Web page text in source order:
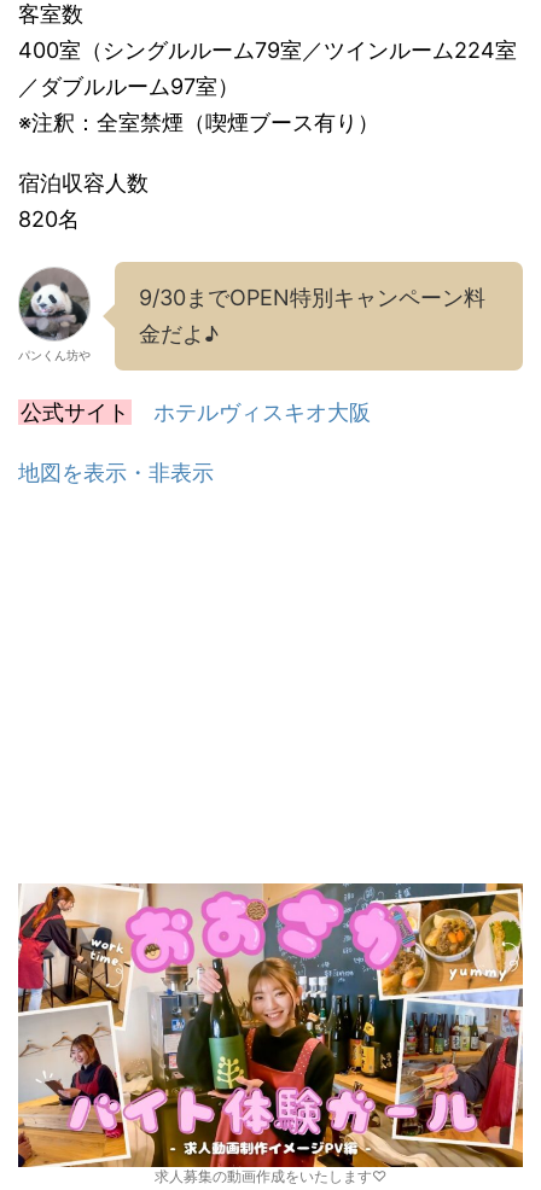
客室数
400室（シングルルーム79室／ツインルーム224室
／ダブルルーム97室）
※注釈：全室禁煙（喫煙ブース有り）
宿泊収容人数
820名
パンくん坊や
9/30までOPEN特別キャンペーン料
金だよ♪
公式サイト ホテルヴィスキオ大阪
地図を表示・非表示
求人募集の動画作成をいたします♡